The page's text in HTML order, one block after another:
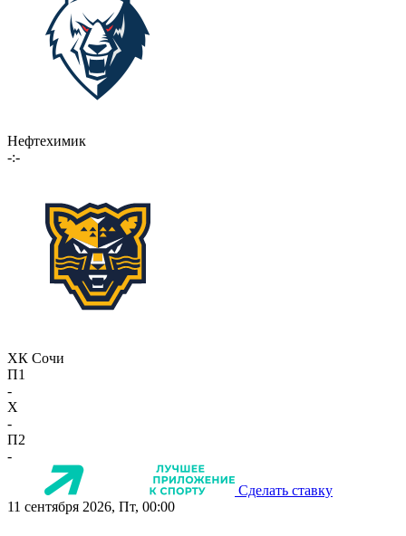
Нефтехимик
-:-
ХК Сочи
П1
-
X
-
П2
-
Сделать ставку
11 сентября 2026, Пт, 00:00